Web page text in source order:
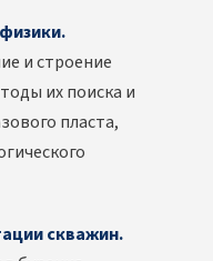
и строение
их поиска и
пласта,
скважин.